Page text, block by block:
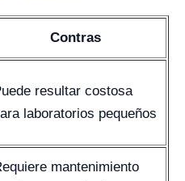
Contras
resultar costosa
laboratorios pequeños
mantenimiento